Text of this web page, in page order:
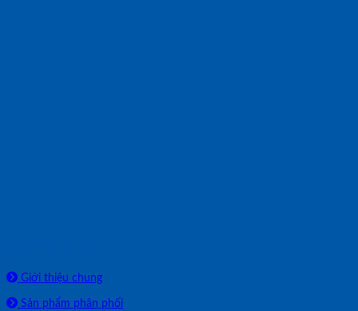
Giới thiệu chung
Sản phẩm phân phối